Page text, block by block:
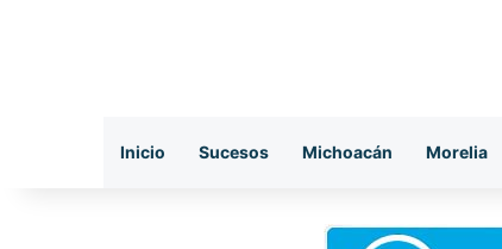
Inicio Sucesos Michoacán Morelia